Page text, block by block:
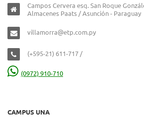
Campos Cervera esq. San Roque
Almacenes Paats / Asunción - Paraguay
villamorra@etp.com.py
(+595-21) 611-717 /
(0972) 910-710
CAMPUS UNA